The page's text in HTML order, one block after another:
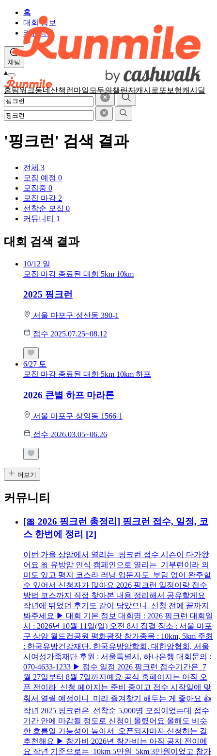
홈팀워크동네산책 런마일 모두의챌린지캐시로또 보험캐시딜
홈
대회 정보
커뮤니티
채팅
'핑크런' 검색 결과
전체 3
모집 예정 0
모집중 0
모집 마감 2
선착순 모집 0
커뮤니티 1
대회 검색 결과
10/12 일
모집 마감 종료된 대회 5km 10km
2025 핑크런
서울 마포구 성산동 390-1
접수 2025.07.25~08.12
6/27 토
모집 마감 종료된 대회 5km 10km 하프
2026 큰별 하프 마라톤
서울 마포구 상암동 1566-1
접수 2026.03.05~06.26
더보기
커뮤니티
[🎀 2026 핑크런 총정리] 핑크런 접수, 일정, 코
스 한번에 정리 [2]
이번 가을 상암에서 열리는 핑크런 접수 시즌이 다가왔
어요 🎀 유방암 인식 캠페인으로 열리는 기부런이라 의
미도 있고 평지 코스라 러닝 입문자도 부담 없이 완주할
수 있어서 신청자가 많아요 2026 핑크런 일정이랑 접수
방법 코스까지 직접 찾아본 내용 정리해서 공유할게요
작년에 뛰었던 후기도 같이 담았으니 신청 전에 끝까지
봐주세요 ▶ 대회 기본 정보 대회명 : 2026 핑크런 대회일
시 : 2026년 10월 11일(일) 오전 8시 집결 장소 : 서울 마포
구 상암 월드컵공원 평화광장 참가종목 : 10km, 5km 주최
: 한국유방건강재단, 한국유방암학회, 대한암협회, 서울
시여성가족재단 후원 : 서울특별시, 하나은행 대회문의 :
070-4633-1233 ▶ 접수 일정 2026 핑크런 접수기간은 7
월 27일부터 8월 7일까지예요 공식 홈페이지는 아직 오
픈 전이라 신청 페이지는 준비 중이고 접수 시작일에 맞
춰서 열릴 예정이니 미리 즐겨찾기 해두는 게 좋아요 👍
작년 2025 핑크런은 선착순 5,000명 모집이었는데 접수
기간 안에 마감될 정도로 신청이 몰렸어요 올해도 비슷
한 흐름일 가능성이 높아서 오픈되자마자 신청하는 걸
추천해요 ▶ 참가비 2026년 참가비는 아직 공지 전이에
요 작년 기준으로는 10km 5만원 5km 3만원이었고 참가